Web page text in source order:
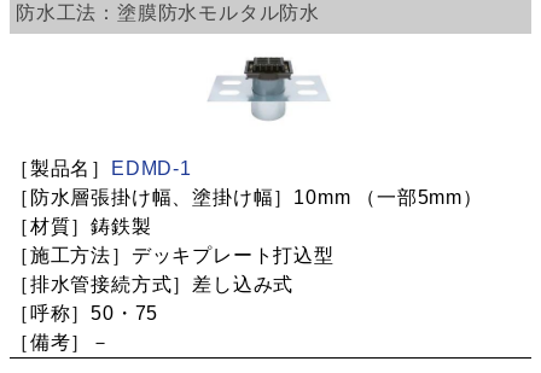
塗膜防水 モルタル防水
EDMD-1
10mm （一部5mm）
鋳鉄製
デッキプレート打込型
差し込み式
50・75
－